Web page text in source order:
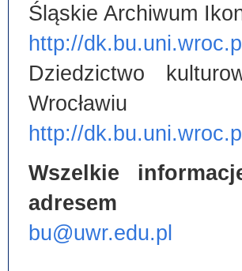
Śląskie Archiwum
http://
Dziedzictwo
Wrocławiu
http://
Wszelkie
adresem
bu@uwr.edu.pl